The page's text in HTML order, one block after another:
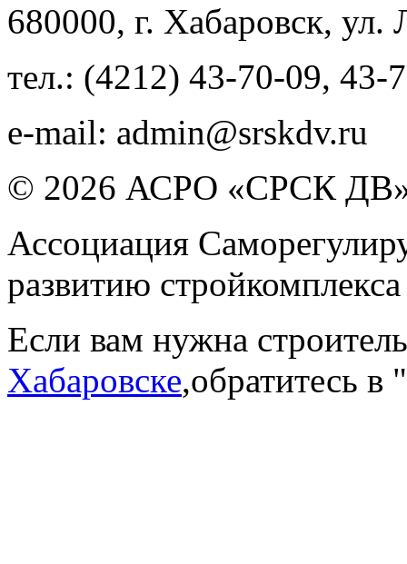
680000, г. Хабаровск, ул.
тел.: (4212) 43-70-09, 43-
e-mail: admin@srskdv.ru
© 2026 АСРО «СРСК
Ассоциация
развитию
Если вам нужна
Хабаровске,обратитесь